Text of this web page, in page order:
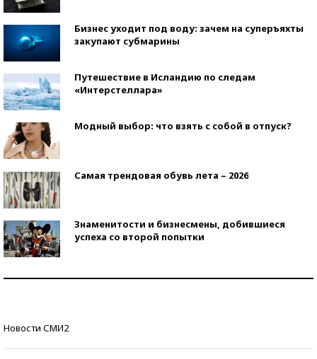
Бизнес уходит под воду: зачем на суперъяхты
закупают субмарины
Путешествие в Исландию по следам
«Интерстеллара»
Модный выбор: что взять с собой в отпуск?
Самая трендовая обувь лета – 2026
Знаменитости и бизнесмены, добившиеся
успеха со второй попытки
Новости СМИ2